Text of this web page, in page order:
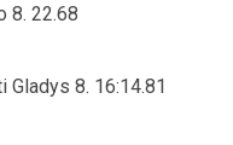
8. 22.68
8. 16:14.81